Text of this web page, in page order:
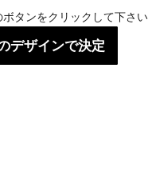
タンをクリックして下さい
デザインで決定